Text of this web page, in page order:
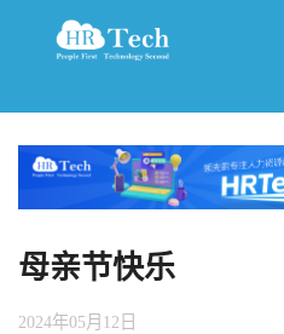
母亲节快乐
2024年05月12日